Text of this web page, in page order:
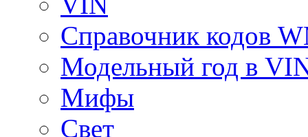
Справочник кодов
Модельный год в
Мифы
Свет